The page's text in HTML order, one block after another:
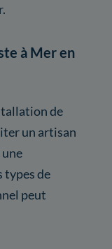
à Mer en
de
un artisan
types de
peut